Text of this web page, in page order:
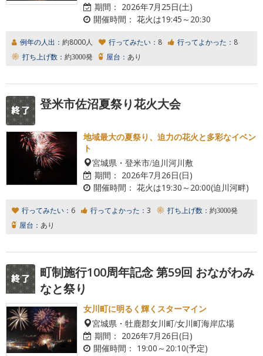
期間： 2026年7月25日(土)
開催時間： 花火は19:45～20:30
例年の人出： 約8000人 行ってみたい： 8 行ってよかった： 8
打ち上げ数： 約3000発 屋台： あり
登米市佐沼夏祭り花火大会
地域最大の夏祭り、迫力の花火と多彩なイベン
ト
宮城県・登米市/迫川河川敷
期間： 2026年7月26日(日)
開催時間： 花火は19:30～20:00(迫川河畔)
行ってみたい： 6 行ってよかった： 3 打ち上げ数： 約3000発
屋台： あり
町制施行100周年記念 第59回 おながわみ
なと祭り
女川町に明るく輝くスターマイン
宮城県・牡鹿郡女川町/女川町海岸広場
期間： 2026年7月26日(日)
開催時間： 19:00～20:10(予定)